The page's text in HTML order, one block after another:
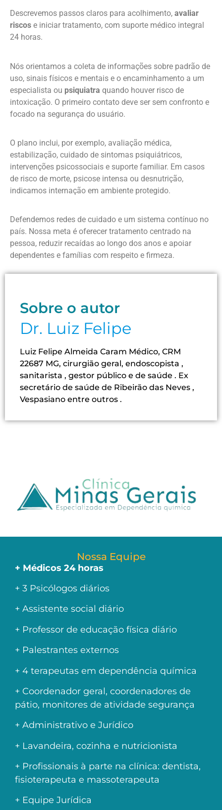
Descrevemos passos claros para acolhimento, avaliar
riscos e iniciar tratamento, com suporte médico integral
24 horas.
Nós orientamos a coleta de informações sobre padrão de
uso, sinais físicos e mentais e o encaminhamento a um
especialista ou psiquiatra quando houver risco de
intoxicação. O primeiro contato deve ser sem confronto e
focado na segurança do usuário.
O plano inclui, por exemplo, avaliação médica,
estabilização, cuidado de sintomas psiquiátricos,
intervenções psicossociais e suporte familiar. Em casos
de risco de morte, psicose intensa ou desnutrição,
indicamos internação em ambiente protegido.
Defendemos redes de cuidado e um sistema contínuo no
país. Nossa meta é oferecer tratamento centrado na
pessoa, reduzir recaídas ao longo dos anos e apoiar
dependentes e famílias com respeito e firmeza.
Sobre o autor
Dr. Luiz Felipe
Luiz Felipe Almeida Caram Médico, CRM
22687 MG, cirurgião geral, endoscopista ,
sanitarista , gestor público e de saúde . Ex
secretário de saúde de Ribeirão das Neves ,
Vespasiano entre outros .
Nossa Equipe
+ Médicos 24 horas
+ 3 Psicólogos diários
+ Assistente social diário
+ Professor de educação física diário
+ Palestrantes externos
+ 4 terapeutas em dependência química
+ Coordenador geral, coordenadores de
pátio, monitores de atividade segurança
+ Administrativo e Jurídico
+ Lavandeira, cozinha e nutricionista
+ Profissionais à parte na clínica: dentista,
fisioterapeuta e massoterapeuta
+ Equipe Jurídica